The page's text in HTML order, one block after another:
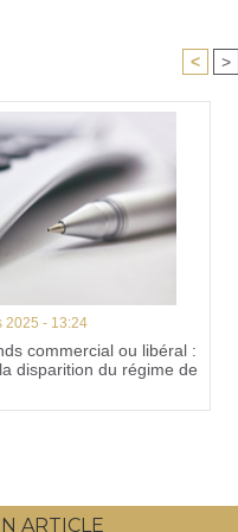
< >
2025 - 13:24
commercial ou libéral :
disparition du régime de
ARTICLE